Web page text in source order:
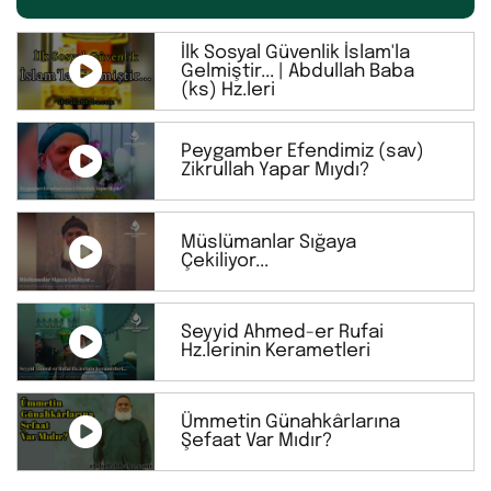
İlk Sosyal Güvenlik İslam'la
Gelmiştir... | Abdullah Baba
(ks) Hz.leri
Peygamber Efendimiz (sav)
Zikrullah Yapar Mıydı?
Müslümanlar Sığaya
Çekiliyor...
Seyyid Ahmed-er Rufai
Hz.lerinin Kerametleri
Ümmetin Günahkârlarına
Şefaat Var Mıdır?